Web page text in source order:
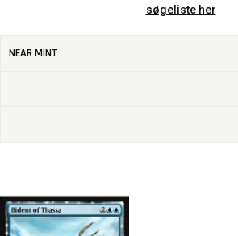
søgeliste her
NEAR MINT